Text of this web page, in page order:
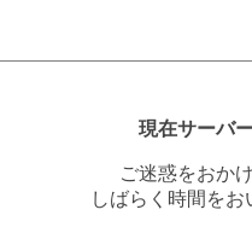
現在サーバ
ご迷惑をおか
しばらく時間を